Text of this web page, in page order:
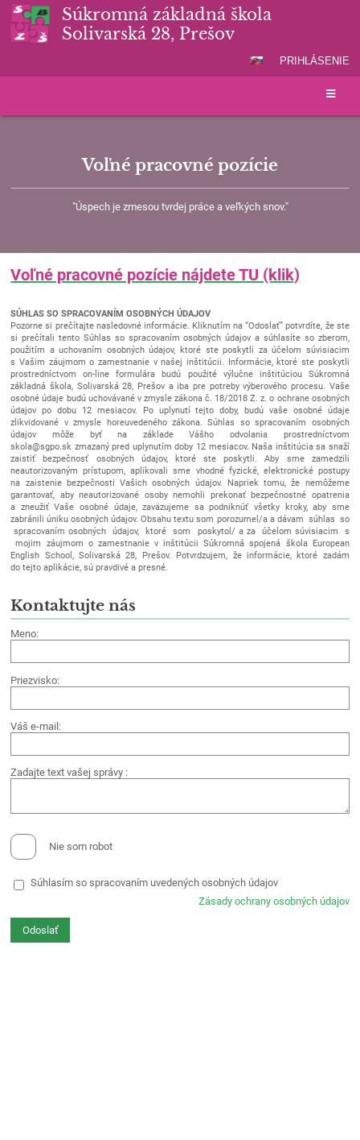
Súkromná základná škola
Solivarská 28, Prešov
PRIHLÁSENIE
Voľné pracovné pozície
"Úspech je zmesou tvrdej práce a veľkých snov."
Voľné pracovné pozície nájdete TU (klik)
SÚHLAS SO SPRACOVANÍM OSOBNÝCH ÚDAJOV
Pozorne si prečítajte nasledovné informácie. Kliknutím na “Odoslať” potvrdíte, že ste
si prečítali tento Súhlas so spracovaním osobných údajov a súhlasíte so zberom,
použitím a uchovaním osobných údajov, ktoré ste poskytli za účelom súvisiacim
s Vašim záujmom o zamestnanie v našej inštitúcii. Informácie, ktoré ste poskytli
prostredníctvom on-line formulára budú použité výlučne inštitúciou Súkromná
základná škola, Solivarská 28, Prešov a iba pre potreby výberového procesu. Vaše
osobné údaje budú uchovávané v zmysle zákona č. 18/2018 Z. z. o ochrane osobných
údajov po dobu 12 mesiacov. Po uplynutí tejto doby, budú vaše osobné údaje
zlikvidované v zmysle horeuvedeného zákona. Súhlas so spracovaním osobných
údajov môže byť na základe Vášho odvolania prostredníctvom
skola@sgpo.sk zmazaný pred uplynutím doby 12 mesiacov. Naša inštitúcia sa snaží
zaistiť bezpečnosť osobných údajov, ktoré ste poskytli. Aby sme zamedzili
neautorizovaným prístupom, aplikovali sme vhodné fyzické, elektronické postupy
na zaistenie bezpečnosti Vašich osobných údajov. Napriek tomu, že nemôžeme
garantovať, aby neautorizované osoby nemohli prekonať bezpečnostné opatrenia
a zneužiť Vaše osobné údaje, zaväzujeme sa podniknúť všetky kroky, aby sme
zabránili úniku osobných údajov. Obsahu textu som porozumel/a a dávam súhlas so
spracovaním osobných údajov, ktoré som poskytol/ a za účelom súvisiacim s
mojim záujmom o zamestnanie v inštitúcii Súkromná spojená škola European
English School, Solivarská 28, Prešov. Potvrdzujem, že informácie, ktoré zadám
do tejto aplikácie, sú pravdivé a presné.
Kontaktujte nás
Meno:
Priezvisko:
Váš e-mail:
Zadajte text vašej správy :
Nie som robot
Súhlasím so spracovaním uvedených osobných údajov
Zásady ochrany osobných údajov